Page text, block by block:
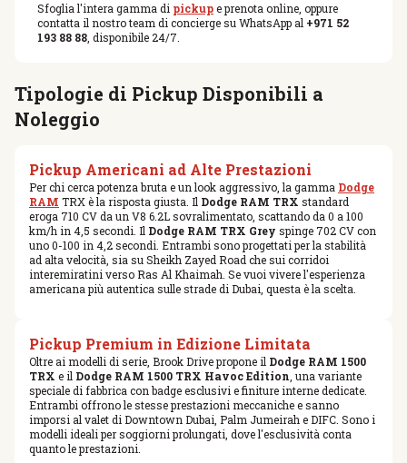
Sfoglia l'intera gamma di pickupe prenota online, oppure
contatta il nostro team di concierge su WhatsApp al +971 52
193 88 88 , disponibile 24/7.
Tipologie di Pickup Disponibili a
Noleggio
Pickup Americani ad Alte Prestazioni
Per chi cerca potenza bruta e un look aggressivo, la gamma Dodge
RAM TRX è la risposta giusta. Il Dodge RAM TRX standard
eroga 710 CV da un V8 6.2L sovralimentato, scattando da 0 a 100
km/h in 4,5 secondi. Il Dodge RAM TRX Grey spinge 702 CV con
uno 0-100 in 4,2 secondi. Entrambi sono progettati per la stabilità
ad alta velocità, sia su Sheikh Zayed Road che sui corridoi
interemiratini verso Ras Al Khaimah. Se vuoi vivere l'esperienza
americana più autentica sulle strade di Dubai, questa è la scelta.
Pickup Premium in Edizione Limitata
Oltre ai modelli di serie, Brook Drive propone il Dodge RAM 1500
TRX e il Dodge RAM 1500 TRX Havoc Edition , una variante
speciale di fabbrica con badge esclusivi e finiture interne dedicate.
Entrambi offrono le stesse prestazioni meccaniche e sanno
imporsi al valet di Downtown Dubai, Palm Jumeirah e DIFC. Sono i
modelli ideali per soggiorni prolungati, dove l'esclusività conta
quanto le prestazioni.